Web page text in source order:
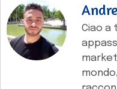
Ciao a